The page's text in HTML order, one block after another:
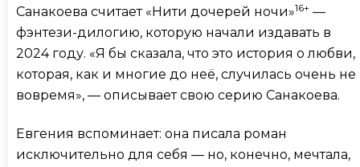
Санакоева считает «Нити дочерей ночи»16+ —
фэнтези-дилогию, которую начали издавать в
2024 году. «Я бы сказала, что это история о любви,
которая, как и многие до неё, случилась очень не
вовремя», — описывает свою серию Санакоева.
Евгения вспоминает: она писала роман
исключительно для себя — но, конечно, мечтала,